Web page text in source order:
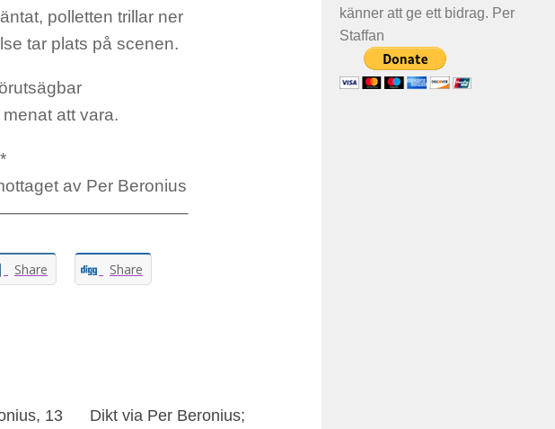
polletten trillar ner
tar plats på scenen.
att vara.
av Per Beronius
Share Share
13
Dikt via Per Beronius;
känner att ge ett bidrag. Per
Staffan